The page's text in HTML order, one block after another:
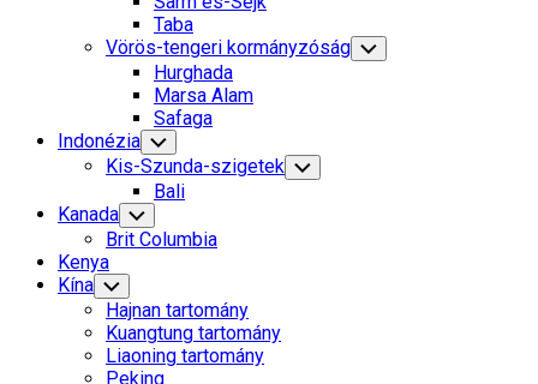
Taba
Vörös-tengeri kormányzóság Toggle
Child
Hurghada
Marsa Alam
Safaga
Indonézia Toggle
Child
Menu
Kis-Szunda-szigetek Toggle
Child
Bali
Kanada Toggle
Child
Menu
Brit Columbia
Kenya
Kína Toggle
Child
Menu
Hajnan tartomány
Kuangtung tartomány
Liaoning tartomány
Peking